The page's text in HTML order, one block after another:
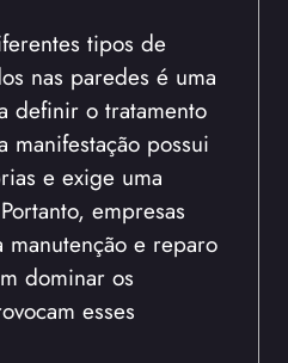
tipos de
nas paredes é uma
definir o tratamento
possui
e exige uma
empresas
manutenção e reparo
dominar os
esses